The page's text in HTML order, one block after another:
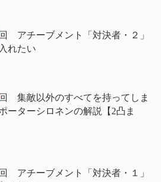
回 アチーブメント「対決者・２」
れたい
回 集敵以外のすべてを持ってしま
ーターシロネンの解説【2凸ま
回 アチーブメント「対決者・１」